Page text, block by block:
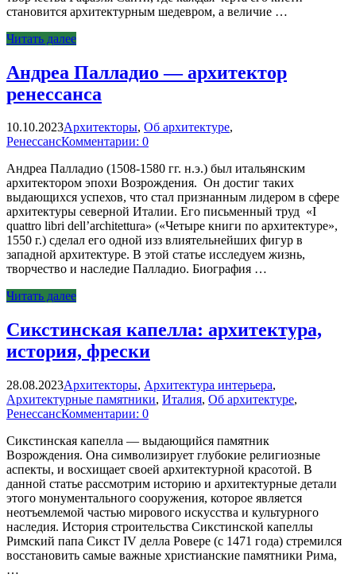
становится архитектурным шедевром, а величие …
Читать далее
Андреа Палладио — архитектор
ренессанса
10.10.2023Архитекторы, Об архитектуре,
РенессансКомментарии: 0
Андреа Палладио (1508-1580 гг. н.э.) был итальянским
архитектором эпохи Возрождения. Он достиг таких
выдающихся успехов, что стал признанным лидером в сфере
архитектуры северной Италии. Его письменный труд «I
quattro libri dell’architettura» («Четыре книги по архитектуре»,
1550 г.) сделал его одной изз влиятельнейших фигур в
западной архитектуре. В этой статье исследуем жизнь,
творчество и наследие Палладио. Биография …
Читать далее
Сикстинская капелла: архитектура,
история, фрески
28.08.2023Архитекторы, Архитектура интерьера,
Архитектурные памятники, Италия, Об архитектуре,
РенессансКомментарии: 0
Сикстинская капелла — выдающийся памятник
Возрождения. Она символизирует глубокие религиозные
аспекты, и восхищает своей архитектурной красотой. В
данной статье рассмотрим историю и архитектурные детали
этого монументального сооружения, которое является
неотъемлемой частью мирового искусства и культурного
наследия. История строительства Сикстинской капеллы
Римский папа Сикст IV делла Ровере (с 1471 года) стремился
восстановить самые важные христианские памятники Рима,
…